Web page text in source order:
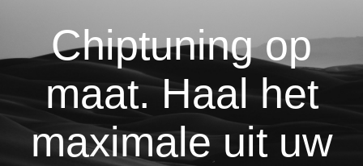
Chiptuning op
maat. Haal het
maximale uit uw